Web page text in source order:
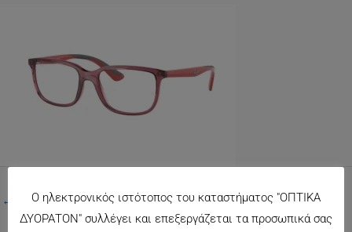
← Προηγούμενο Πολυμέσα
Ο ηλεκτρονικός ιστότοπος του καταστήματος "ΟΠΤΙΚΑ
ΔΥΟΡΑΤΟΝ" συλλέγει και επεξεργάζεται τα προσωπικά σας